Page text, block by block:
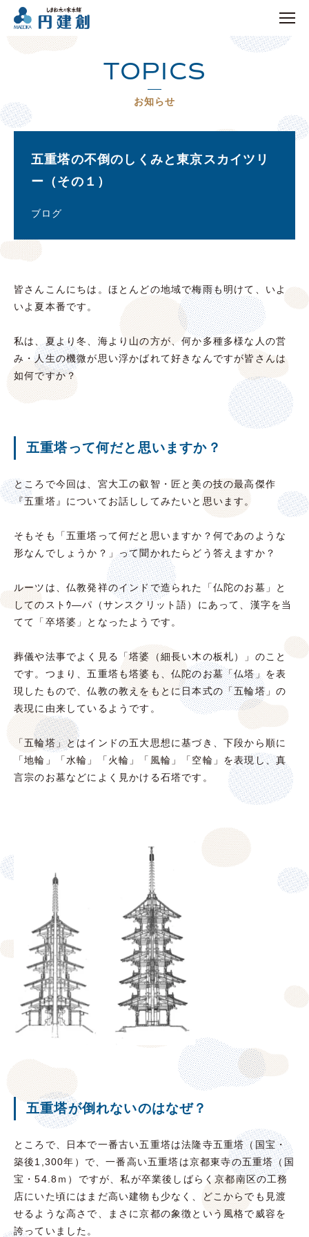
TOPICS
お知らせ
五重塔の不倒のしくみと東京スカイツリ
ー（その１）
ブログ
皆さんこんにちは。ほとんどの地域で梅雨も明けて、いよ
いよ夏本番です。
私は、夏より冬、海より山の方が、何か多種多様な人の営
み・人生の機微が思い浮かばれて好きなんですが皆さんは
如何ですか？
五重塔って何だと思いますか？
ところで今回は、宮大工の叡智・匠と美の技の最高傑作
『五重塔』についてお話ししてみたいと思います。
そもそも「五重塔って何だと思いますか？何であのような
形なんでしょうか？」って聞かれたらどう答えますか？
ルーツは、仏教発祥のインドで造られた「仏陀のお墓」と
してのストｳ―パ（サンスクリット語）にあって、漢字を当
てて「卒塔婆」となったようです。
葬儀や法事でよく見る「塔婆（細長い木の板札）」のこと
です。つまり、五重塔も塔婆も、仏陀のお墓「仏塔」を表
現したもので、仏教の教えをもとに日本式の「五輪塔」の
表現に由来しているようです。
「五輪塔」とはインドの五大思想に基づき、下段から順に
「地輪」「水輪」「火輪」「風輪」「空輪」を表現し、真
言宗のお墓などによく見かける石塔です。
五重塔が倒れないのはなぜ？
ところで、日本で一番古い五重塔は法隆寺五重塔（国宝・
築後1,300年）で、一番高い五重塔は京都東寺の五重塔（国
宝・54.8ｍ）ですが、私が卒業後しばらく京都南区の工務
店にいた頃にはまだ高い建物も少なく、どこからでも見渡
せるような高さで、まさに京都の象徴という風格で威容を
誇っていました。